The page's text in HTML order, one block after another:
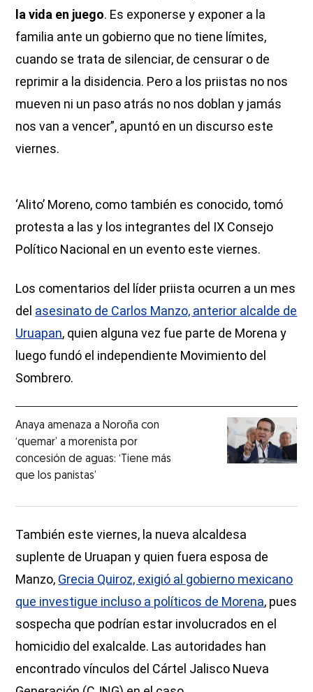
la vida en juego. Es exponerse y exponer a la
familia ante un gobierno que no tiene límites,
cuando se trata de silenciar, de censurar o de
reprimir a la disidencia. Pero a los priistas no nos
mueven ni un paso atrás no nos doblan y jamás
nos van a vencer”, apuntó en un discurso este
viernes.
‘Alito’ Moreno, como también es conocido, tomó
protesta a las y los integrantes del IX Consejo
Político Nacional en un evento este viernes.
Los comentarios del líder priista ocurren a un mes
del asesinato de Carlos Manzo, anterior alcalde de
Uruapan, quien alguna vez fue parte de Morena y
luego fundó el independiente Movimiento del
Sombrero.
Anaya amenaza a Noroña con
‘quemar’ a morenista por
concesión de aguas: ‘Tiene más
que los panistas’
También este viernes, la nueva alcaldesa
suplente de Uruapan y quien fuera esposa de
Manzo, Grecia Quiroz, exigió al gobierno mexicano
que investigue incluso a políticos de Morena, pues
sospecha que podrían estar involucrados en el
homicidio del exalcalde. Las autoridades han
encontrado vínculos del Cártel Jalisco Nueva